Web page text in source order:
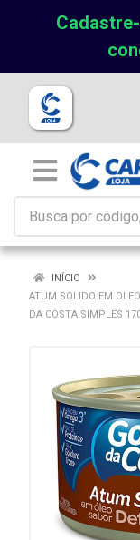
INÍCIO
ATUM SOLIDO EM
DA COSTA SIMPLES